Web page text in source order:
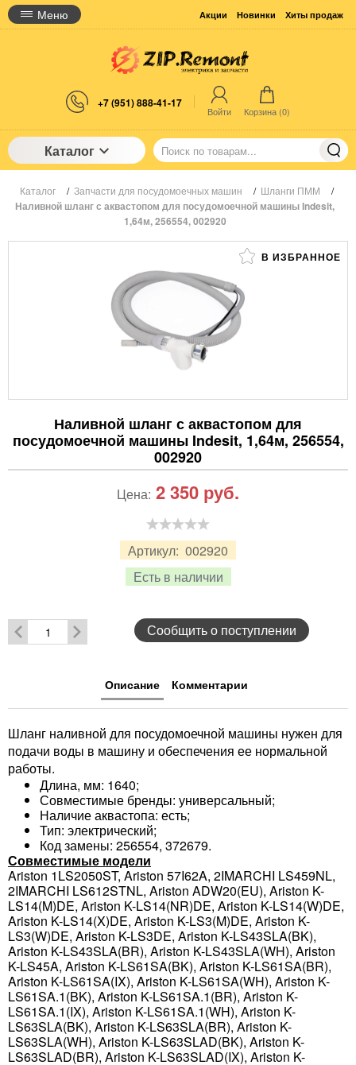
Меню Акции Новинки Хиты продаж
+7 (951) 888-41-17
Войти Корзина (0)
Каталог
Каталог / Запчасти для посудомоечных машин / Шланги ПММ /
Наливной шланг с аквастопом для посудомоечной машины Indesit,
1,64м, 256554, 002920
В ИЗБРАННОЕ
Наливной шланг с аквастопом для
посудомоечной машины Indesit, 1,64м, 256554,
002920
Артикул: 002920
Есть в наличии
Цена: 2 350 руб.
Сообщить о поступлении
Описание Комментарии
Шланг наливной для посудомоечной машины нужен для
подачи воды в машину и обеспечения ее нормальной
работы.
Длина, мм: 1640;
Совместимые бренды: универсальный;
Наличие аквастопа: есть;
Тип: электрический;
Код замены: 256554, 372679.
Совместимые модели
Ariston 1LS2050ST, Ariston 57I62A, 2IMARCHI LS459NL,
2IMARCHI LS612STNL, Ariston ADW20(EU), Ariston K-
LS14(M)DE, Ariston K-LS14(NR)DE, Ariston K-LS14(W)DE,
Ariston K-LS14(X)DE, Ariston K-LS3(M)DE, Ariston K-
LS3(W)DE, Ariston K-LS3DE, Ariston K-LS43SLA(BK),
Ariston K-LS43SLA(BR), Ariston K-LS43SLA(WH), Ariston
K-LS45A, Ariston K-LS61SA(BK), Ariston K-LS61SA(BR),
Ariston K-LS61SA(IX), Ariston K-LS61SA(WH), Ariston K-
LS61SA.1(BK), Ariston K-LS61SA.1(BR), Ariston K-
LS61SA.1(IX), Ariston K-LS61SA.1(WH), Ariston K-
LS63SLA(BK), Ariston K-LS63SLA(BR), Ariston K-
LS63SLA(WH), Ariston K-LS63SLAD(BK), Ariston K-
LS63SLAD(BR), Ariston K-LS63SLAD(IX), Ariston K-